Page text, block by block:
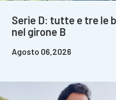
Serie D: tutte e tre le
nel girone B
Agosto 06,2026